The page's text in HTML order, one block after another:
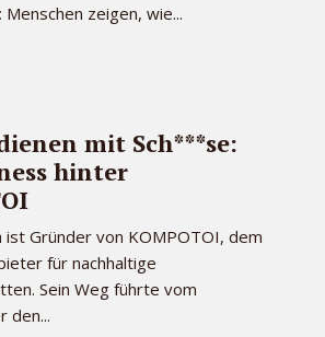
Menschen zeigen, wie...
mit Sch***se:
hinter
ist Gründer von KOMPOTOI, dem
für nachhaltige
Sein Weg führte vom
den...